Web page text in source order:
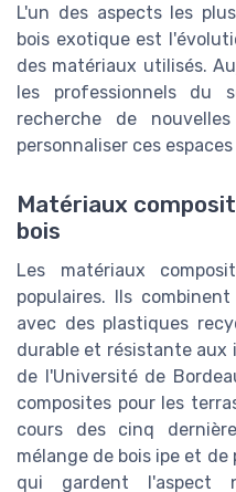
L'un des aspects les
bois exotique est
des matériaux utilisés.
les professionnels du
recherche de
personnaliser ces
Matériaux
bois
Les matériaux
populaires. Ils
avec des plastiques
durable et résistante aux
de l'Université de
composites pour les
cours des cinq
mélange de bois ipe et
qui gardent